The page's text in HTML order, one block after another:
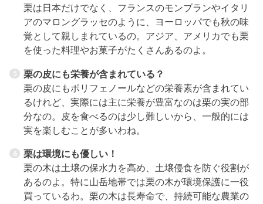
栗は日本だけでなく、フランスのモンブランやイタリ
アのマロングラッセのように、ヨーロッパでも秋の味
覚として親しまれているの。アジア、アメリカでも栗
を使った料理やお菓子がたくさんあるのよ。
栗の皮にも栄養が含まれている？
栗の皮にもポリフェノールなどの栄養素が含まれてい
るけれど、実際には主に栄養が豊富なのは栗の実の部
分なの。皮を食べるのは少し難しいから、一般的には
実を楽しむことが多いわね。
栗は環境にも優しい！
栗の木は土壌の保水力を高め、土壌侵食を防ぐ役割が
あるのよ。特に山岳地帯では栗の木が環境保護に一役
買っているわ。栗の木は長寿命で、持続可能な農業の